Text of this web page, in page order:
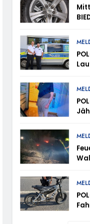
– TRuP-Spezialisten
Vermisst
Und
Erbeten Und Wer